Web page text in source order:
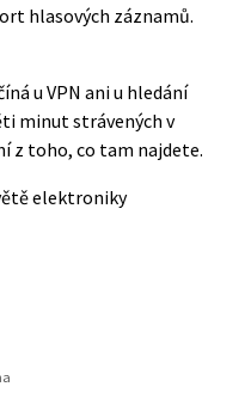
hlasových záznamů.
u VPN ani u hledání
minut strávených v
z toho, co tam najdete.
elektroniky